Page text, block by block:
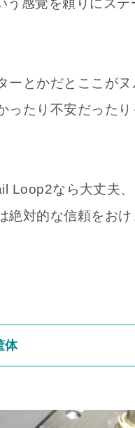
う感覚を頼りにステ
ーとかだとここがヌ
ったり不安だったり
Loop2なら大丈夫
絶対的な信頼をおけ
体